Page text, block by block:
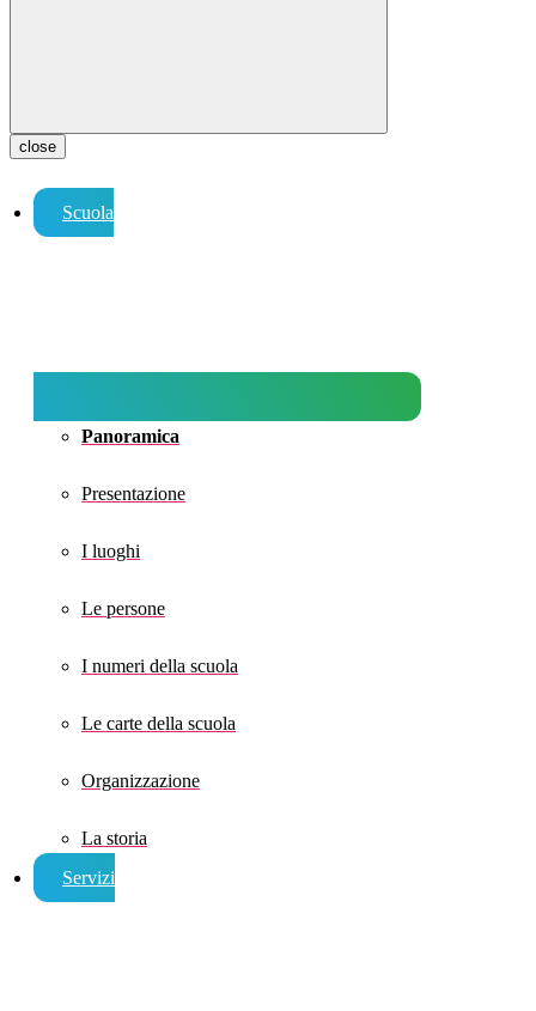
close
Scuola
Panoramica
Presentazione
I luoghi
Le persone
I numeri della scuola
Le carte della scuola
Organizzazione
La storia
Servizi